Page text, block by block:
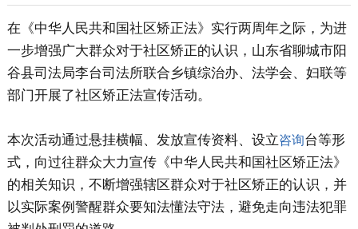
在《中华人民共和国社区矫正法》实行两周年之际，为进
一步增强广大群众对于社区矫正的认识，山东省聊城市阳
谷县司法局李台司法所联合乡镇综治办、法学会、妇联等
部门开展了社区矫正法宣传活动。
本次活动通过悬挂横幅、发放宣传资料、设立咨询台等形
式，向过往群众大力宣传《中华人民共和国社区矫正法》
的相关知识，不断增强辖区群众对于社区矫正的认识，并
以实际案例警醒群众要知法懂法守法，避免走向违法犯罪